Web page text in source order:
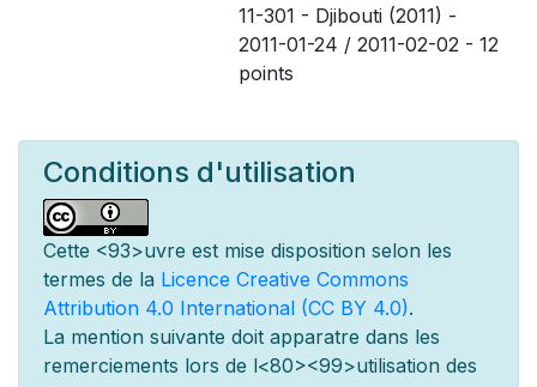
11-301 - Djibouti (2011) -
2011-01-24 / 2011-02-02 - 12
points
Conditions d'utilisation
Cette <93>uvre est mise disposition selon les
termes de la Licence Creative Commons
Attribution 4.0 International (CC BY 4.0).
La mention suivante doit apparatre dans les
remerciements lors de l<80><99>utilisation des